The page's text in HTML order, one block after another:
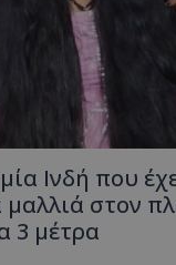
Ινδή που
στον
3 μέτρα
απαραίτητα
Μη ταξινομημένα
απαραίτητα cookies
του ιστότοπου,
δεν μπορεί να
απαραίτητα